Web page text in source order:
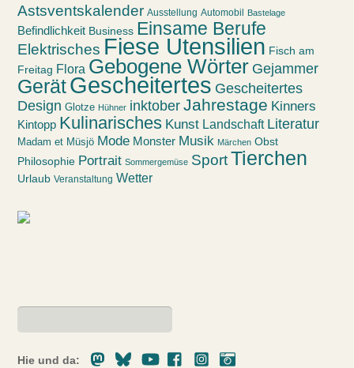
Astsventskalender Ausstellung Automobil Bastelage
Befindlichkeit Business Einsame Berufe
Elektrisches Fiese Utensilien Fisch am
Freitag Flora Gebogene Wörter Gejammer
GerätGescheitertes Gescheitertes
Design Glotze Hühner inktober Jahrestage Kinners
Kintopp Kulinarisches Kunst Landschaft Literatur
Madam et Müsjö Mode Monster Musik Märchen Obst
Philosophie Portrait Sommergemüse SportTierchen
Urlaub Veranstaltung Wetter
Hie und da:
MastodonBlueskyYoutubeFacebookInstagram